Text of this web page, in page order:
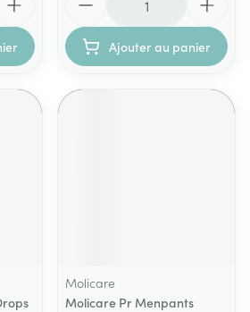
Ajouter au panier
Molicare
Molicare Pr Menpants